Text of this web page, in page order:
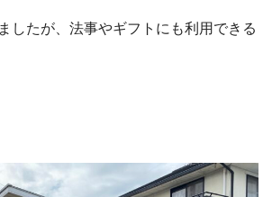
したが、法事やギフトにも利用できる